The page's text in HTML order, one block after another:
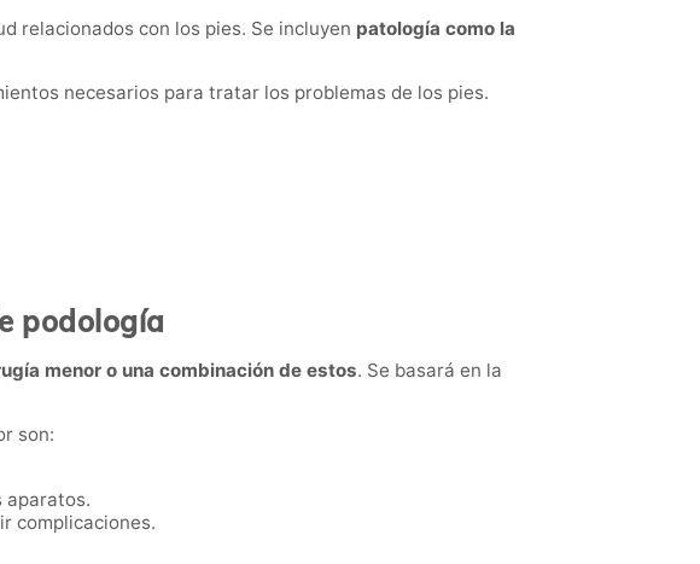
relacionados con los pies. Se incluyen patología como la
necesarios para tratar los problemas de los pies.
podología
menor o una combinación de estos. Se basará en la
son:
aparatos.
complicaciones.